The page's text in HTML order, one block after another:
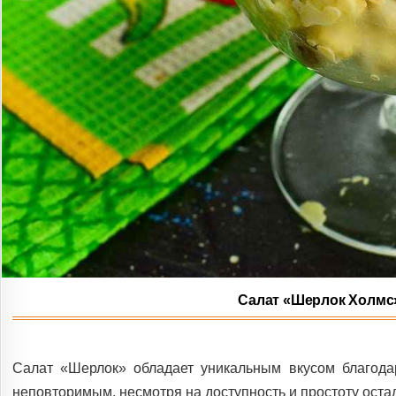
Салат «Шерлок
Салат «Шерлок» обладает уникальным вкусом
неповторимым, несмотря на доступность и простоту